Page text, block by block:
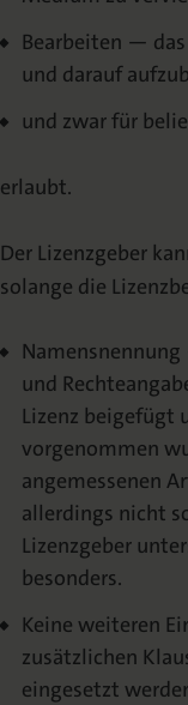
Bearbeiten —
und darauf
und zwar für
erlaubt.
Der Lizenzgeber
solange die
und
Lizenz beigefügt
vorgenommen
angemessenen
allerdings nicht
Lizenzgeber
besonders.
Keine weiteren
zusätzlichen
eingesetzt